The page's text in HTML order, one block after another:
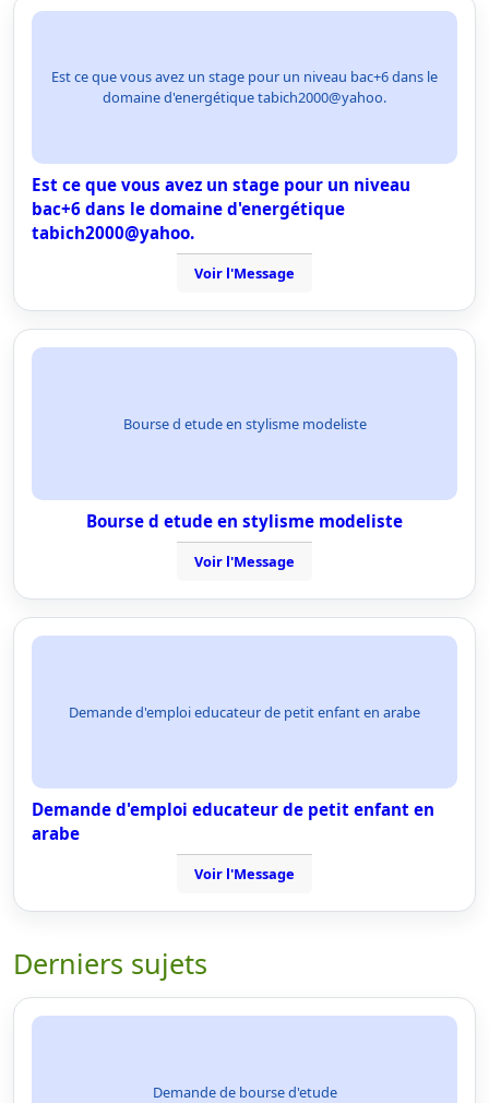
Est ce que vous avez un stage pour un niveau bac+6 dans le
domaine d'energétique tabich2000@yahoo.
Est ce que vous avez un stage pour un niveau
bac+6 dans le domaine d'energétique
tabich2000@yahoo.
Voir l'Message
Bourse d etude en stylisme modeliste
Bourse d etude en stylisme modeliste
Voir l'Message
Demande d'emploi educateur de petit enfant en arabe
Demande d'emploi educateur de petit enfant en
arabe
Voir l'Message
Derniers sujets
Demande de bourse d'etude